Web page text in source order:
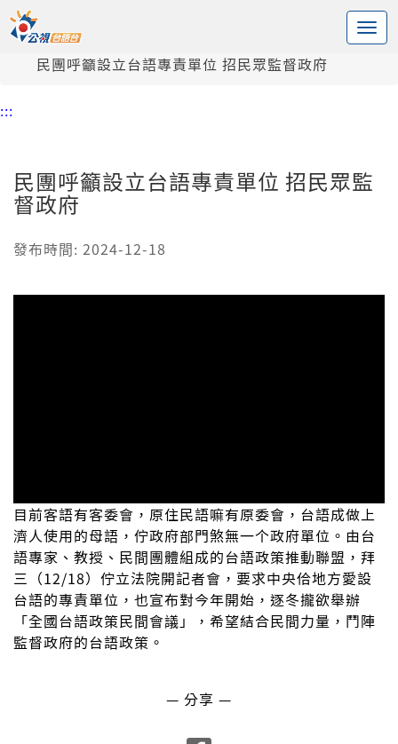
中央內容區塊
頭頁
民團呼籲設立台語專責單位 招民眾監督政府
:::
民團呼籲設立台語專責單位 招民眾監
督政府
發布時間: 2024-12-18
目前客語有客委會，原住民語嘛有原委會，台語成做上
濟人使用的母語，佇政府部門煞無一个政府單位。由台
語專家、教授、民間團體組成的台語政策推動聯盟，拜
三（12/18）佇立法院開記者會，要求中央佮地方愛設
台語的專責單位，也宣布對今年開始，逐冬攏欲舉辦
「全國台語政策民間會議」，希望結合民間力量，鬥陣
監督政府的台語政策。
— 分享 —